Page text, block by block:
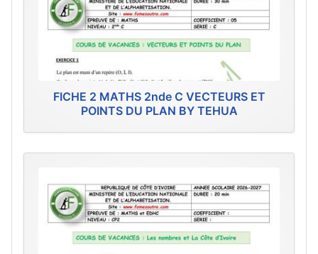
FICHE 2 MATHS 2nde C VECTEURS ET
POINTS DU PLAN BY TEHUA